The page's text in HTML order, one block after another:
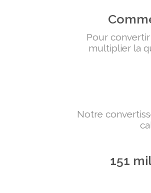
Pour
multiplier la
Notre
151